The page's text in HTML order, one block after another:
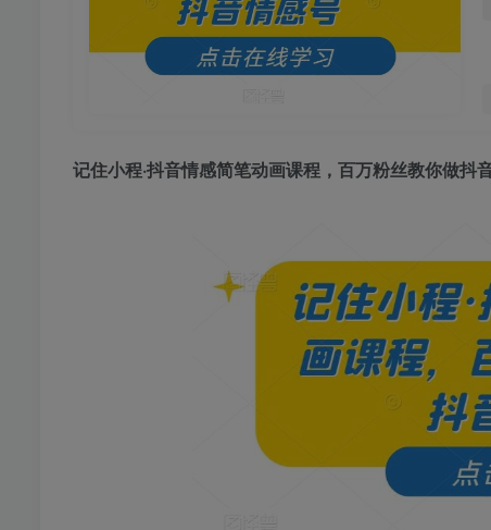
记住小程·抖音情感简笔动画课程 ，百万粉丝教你做抖